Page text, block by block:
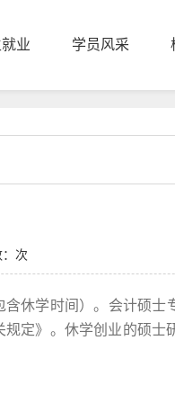
业 学员风采
次
含休学 时间 ）。 会计硕士
定》。休学创业的硕士